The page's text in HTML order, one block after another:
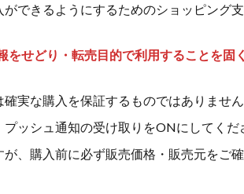
できるようにするためのショッピング
せどり・転売目的で利用することを固
実な購入を保証するものではありません
ッシュ通知の受け取りをONにしてくだ
、購入前に必ず販売価格・販売元をご